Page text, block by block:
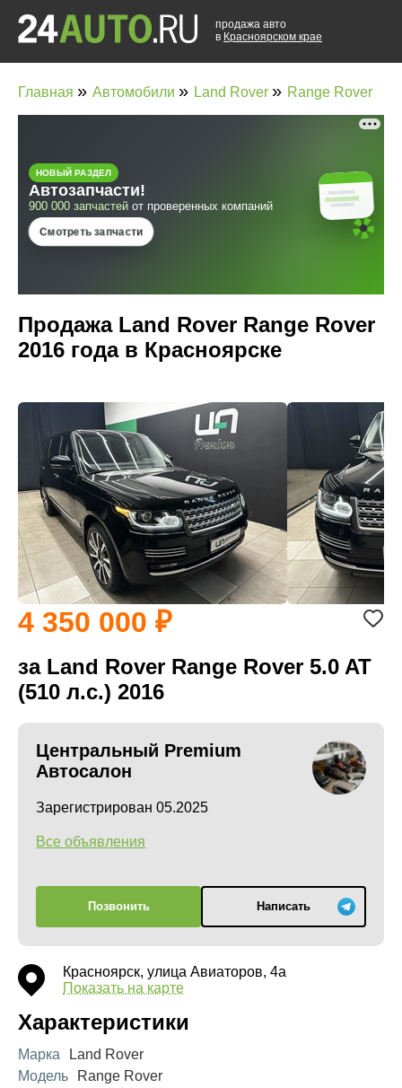
продажа авто
в Красноярском крае
Главная » Автомобили » Land Rover » Range Rover
Продажа Land Rover Range Rover
2016 года в Красноярске
4 350 000
за Land Rover Range Rover 5.0 AT
(510 л.с.) 2016
Центральный Premium
Автосалон
Зарегистрирован 05.2025
Все объявления
Позвонить Написать
Красноярск, улица Авиаторов, 4а
Показать на карте
Характеристики
Марка
Land Rover
Модель
Range Rover